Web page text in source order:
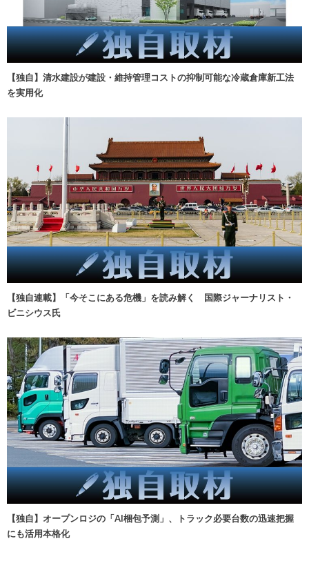
【独自】清水建設が建設・維持管理コストの抑制可能な冷蔵倉庫新工法
を実用化
【独自連載】「今そこにある危機」を読み解く 国際ジャーナリスト・
ビニシウス氏
【独自】オープンロジの「AI梱包予測」、トラック必要台数の迅速把握
にも活用本格化